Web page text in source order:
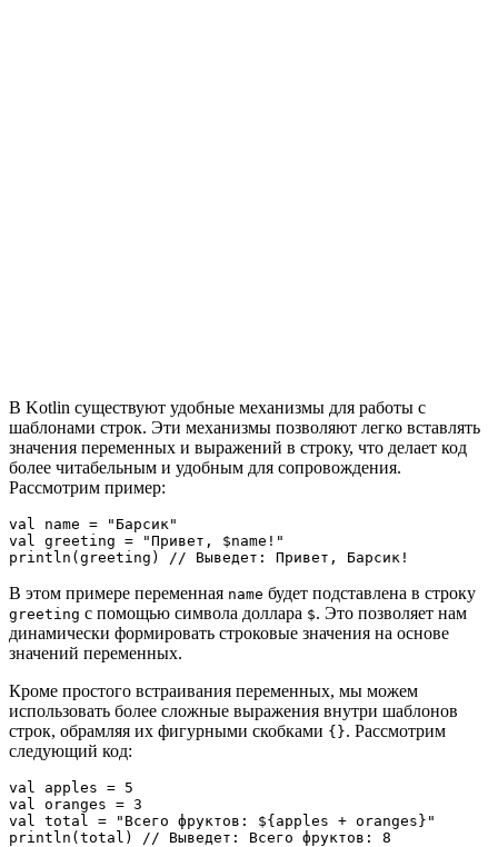
В Kotlin существуют удобные механизмы для работы с
шаблонами строк. Эти механизмы позволяют легко вставлять
значения переменных и выражений в строку, что делает код
более читабельным и удобным для сопровождения.
Рассмотрим пример:
val name = "Барсик"
val greeting = "Привет, $name!"
println(greeting) // Выведет: Привет, Барсик!
В этом примере переменная name будет подставлена в строку
greeting с помощью символа доллара $. Это позволяет нам
динамически формировать строковые значения на основе
значений переменных.
Кроме простого встраивания переменных, мы можем
использовать более сложные выражения внутри шаблонов
строк, обрамляя их фигурными скобками {}. Рассмотрим
следующий код:
val apples = 5
val oranges = 3
val total = "Всего фруктов: ${apples + oranges}"
println(total) // Выведет: Всего фруктов: 8